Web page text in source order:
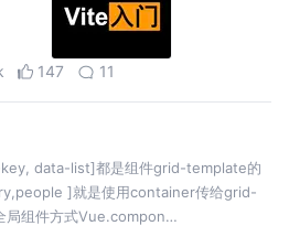
147 11
data-list]都是组件grid-template的
]就是使用container传给grid-
局组件方式Vue.compon…